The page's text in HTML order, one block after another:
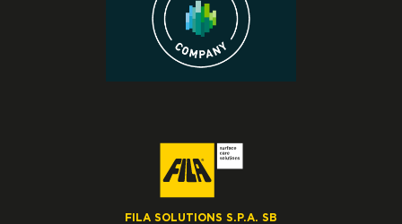
FILA SOLUTIONS S.P.A. SB